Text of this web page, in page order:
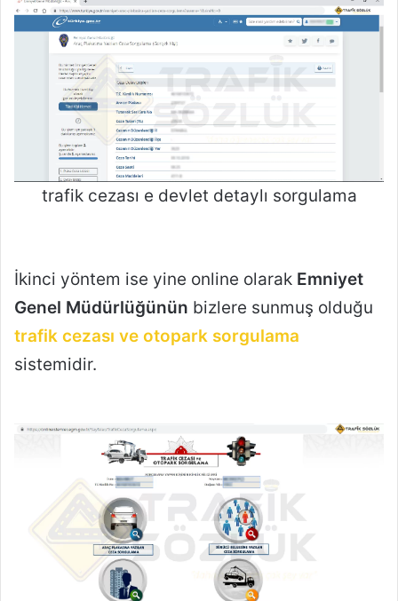
trafik cezası e devlet detaylı sorgulama
İkinci yöntem ise yine online olarak Emniyet
Genel Müdürlüğünün bizlere sunmuş olduğu
trafik cezası ve otopark sorgulama
sistemidir.